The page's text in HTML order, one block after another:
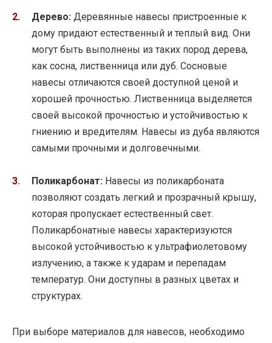
Дерево: Деревянные навесы пристроенные к
дому придают естественный и теплый вид. Они
могут быть выполнены из таких пород дерева,
как сосна, лиственница или дуб. Сосновые
навесы отличаются своей доступной ценой и
хорошей прочностью. Лиственница выделяется
своей высокой прочностью и устойчивостью к
гниению и вредителям. Навесы из дуба являются
самыми прочными и долговечными.
Поликарбонат: Навесы из поликарбоната
позволяют создать легкий и прозрачный крышу,
которая пропускает естественный свет.
Поликарбонатные навесы характеризуются
высокой устойчивостью к ультрафиолетовому
излучению, а также к ударам и перепадам
температур. Они доступны в разных цветах и
структурах.
При выборе материалов для навесов, необходимо